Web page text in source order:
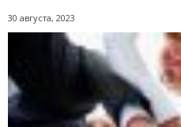
30 августа, 2023